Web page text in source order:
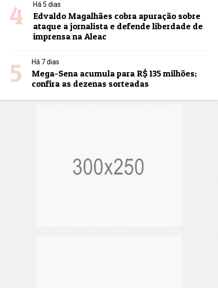
4 Há 5 dias
Edvaldo Magalhães cobra apuração sobre
ataque a jornalista e defende liberdade de
imprensa na Aleac
5 Há 7 dias
Mega-Sena acumula para R$ 135 milhões;
confira as dezenas sorteadas